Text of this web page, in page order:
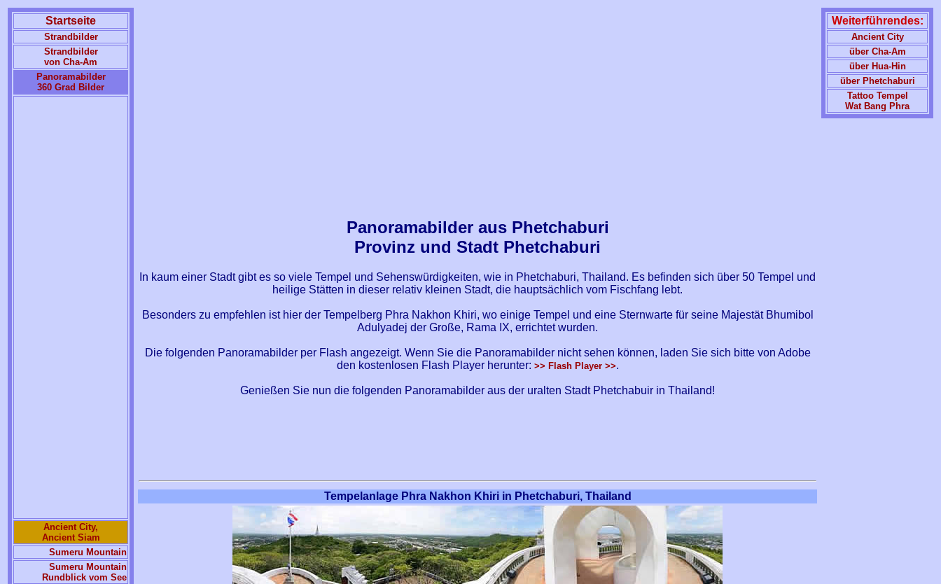
Startseite
Strandbilder
Strandbilder
von Cha-Am
Panoramabilder
360 Grad Bilder
Ancient City,
Ancient Siam
Sumeru Mountain
Sumeru Mountain
Rundblick vom See
Panoramabilder aus Phetchaburi
Provinz und Stadt Phetchaburi
In kaum einer Stadt gibt es so viele Tempel und Sehenswürdigkeiten, wie in Phetchaburi, Thailand. Es befinden sich über 50 Tempel und
heilige Stätten in dieser relativ kleinen Stadt, die hauptsächlich vom Fischfang lebt.
Besonders zu empfehlen ist hier der Tempelberg Phra Nakhon Khiri, wo einige Tempel und eine Sternwarte für seine Majestät Bhumibol
Adulyadej der Große, Rama IX, errichtet wurden.
Die folgenden Panoramabilder per Flash angezeigt. Wenn Sie die Panoramabilder nicht sehen können, laden Sie sich bitte von Adobe
den kostenlosen Flash Player herunter: >> Flash Player >>.
Genießen Sie nun die folgenden Panoramabilder aus der uralten Stadt Phetchabuir in Thailand!
Tempelanlage Phra Nakhon Khiri in Phetchaburi, Thailand
Weiterführendes:
Ancient City
über Cha-Am
über Hua-Hin
über Phetchaburi
Tattoo Tempel
Wat Bang Phra